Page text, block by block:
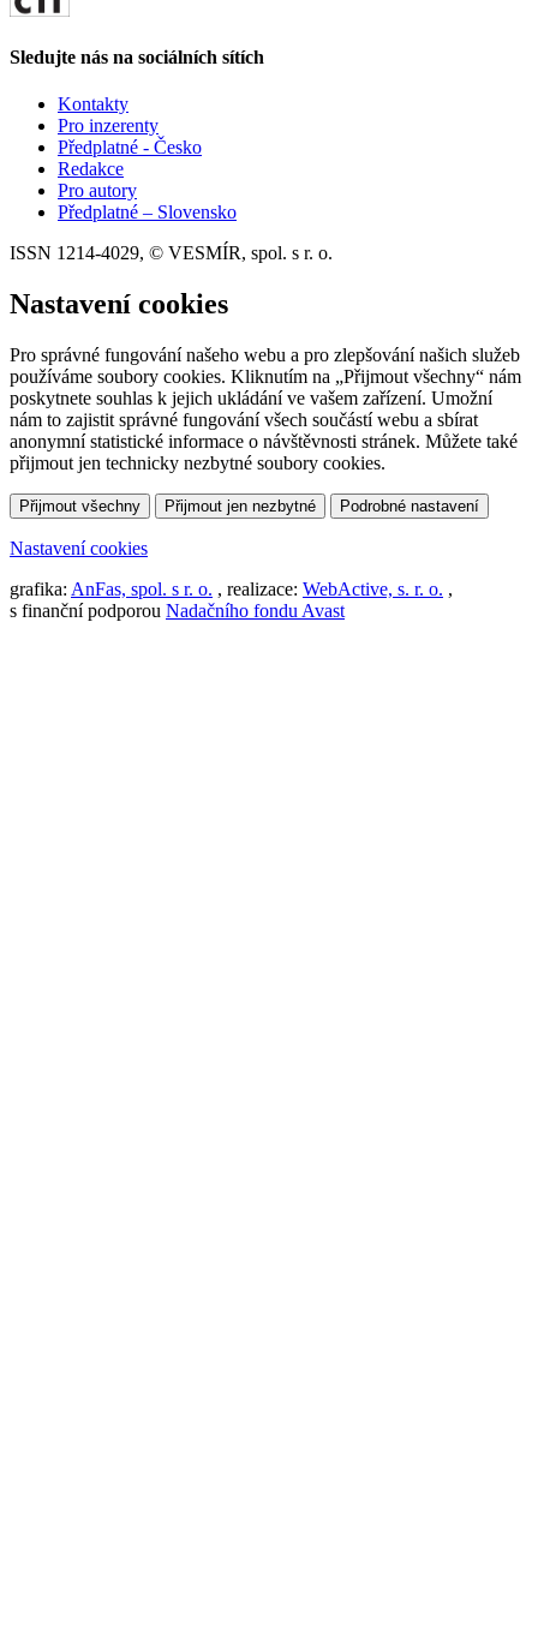
Sledujte nás na sociálních sítích
Kontakty
Pro inzerenty
Předplatné - Česko
Redakce
Pro autory
Předplatné – Slovensko
ISSN 1214-4029, © VESMÍR, spol. s r. o.
Nastavení cookies
Pro správné fungování našeho webu a pro zlepšování našich služeb
používáme soubory cookies. Kliknutím na „Přijmout všechny“ nám
poskytnete souhlas k jejich ukládání ve vašem zařízení. Umožní
nám to zajistit správné fungování všech součástí webu a sbírat
anonymní statistické informace o návštěvnosti stránek. Můžete také
přijmout jen technicky nezbytné soubory cookies.
Přijmout všechny Přijmout jen nezbytné Podrobné nastavení
Nastavení cookies
grafika: AnFas, spol. s r. o. , realizace: WebActive, s. r. o. ,
s finanční podporou Nadačního fondu Avast